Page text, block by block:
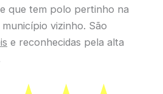
que tem polo pertinho na
vizinho. São
e reconhecidas pela alta